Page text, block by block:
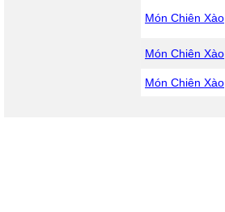
Món Chiên Xào
Món Chiên Xào
Món Chiên Xào